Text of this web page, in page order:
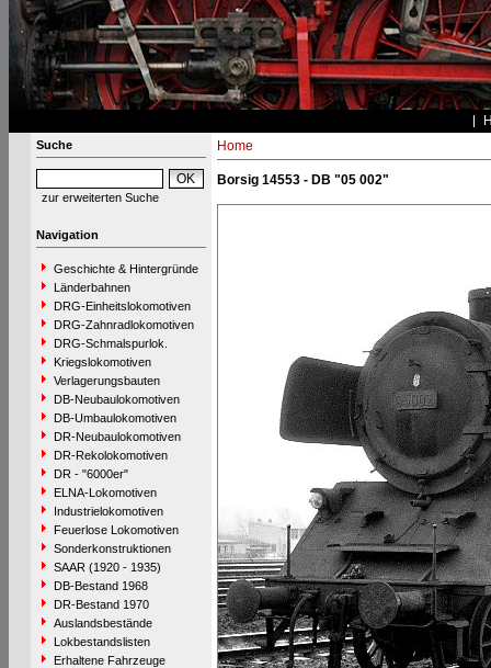
Suche
zur erweiterten Suche
Navigation
Geschichte & Hintergründe
Länderbahnen
DRG-Einheitslokomotiven
DRG-Zahnradlokomotiven
DRG-Schmalspurlok.
Kriegslokomotiven
Verlagerungsbauten
DB-Neubaulokomotiven
DB-Umbaulokomotiven
DR-Neubaulokomotiven
DR-Rekolokomotiven
DR - "6000er"
ELNA-Lokomotiven
Industrielokomotiven
Feuerlose Lokomotiven
Sonderkonstruktionen
SAAR (1920 - 1935)
DB-Bestand 1968
DR-Bestand 1970
Auslandsbestände
Lokbestandslisten
Erhaltene Fahrzeuge
Home
Borsig 14553 - DB "05 002"